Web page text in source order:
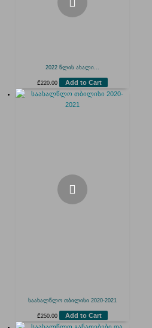
2022 წლის ახალი...
₾220.00 Add to Cart
საახალწლო თბილისი 2020-2021
₾250.00 Add to Cart